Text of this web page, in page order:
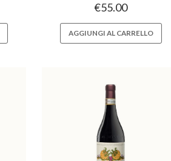
€55.00
AGGIUNGI AL CARRELLO